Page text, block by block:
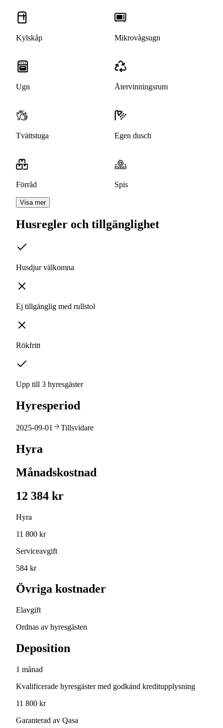
Kylskåp Mikrovågsugn
Ugn Återvinningsrum
Tvättstuga Egen dusch
Förråd Spis
Visa mer
Husregler och tillgänglighet
Husdjur välkomna
Ej tillgänglig med rullstol
Rökfritt
Upp till 3 hyresgäster
Hyresperiod
2025-09-01 Tillsvidare
Hyra
Månadskostnad
12 384 kr
Hyra
11 800 kr
Serviceavgift
584 kr
Övriga kostnader
Elavgift
Ordnas av hyresgästen
Deposition
1 månad
Kvalificerade hyresgäster med godkänd kreditupplysning
11 800 kr
Garanterad av Qasa